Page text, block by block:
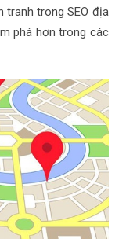
tranh trong SEO địa
phá hơn trong các